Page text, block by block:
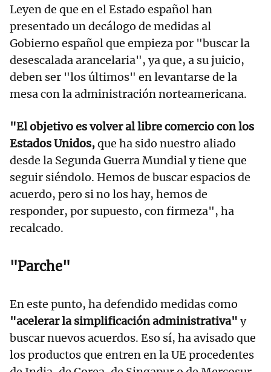
Leyen de que en el Estado español han
presentado un decálogo de medidas al
Gobierno español que empieza por "buscar la
desescalada arancelaria", ya que, a su juicio,
deben ser "los últimos" en levantarse de la
mesa con la administración norteamericana.
"El objetivo es volver al libre comercio con los
Estados Unidos,que ha sido nuestro aliado
desde la Segunda Guerra Mundial y tiene que
seguir siéndolo. Hemos de buscar espacios de
acuerdo, pero si no los hay, hemos de
responder, por supuesto, con firmeza", ha
recalcado.
"Parche"
En este punto, ha defendido medidas como
"acelerar la simplificación administrativa" y
buscar nuevos acuerdos. Eso sí, ha avisado que
los productos que entren en la UE procedentes